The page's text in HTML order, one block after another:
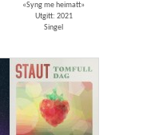
«Syng me heimatt»
Utgitt: 2021
Singel